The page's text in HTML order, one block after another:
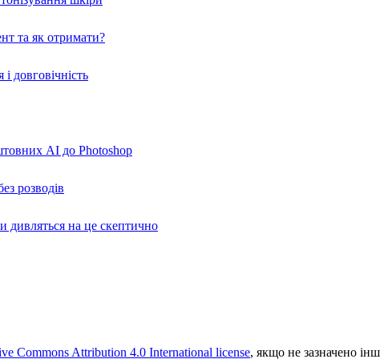
та як отримати?
довговічність
AI до Photoshop
розводів
дивляться на це скептично
Commons Attribution 4.0 International license, якщо не зазначено